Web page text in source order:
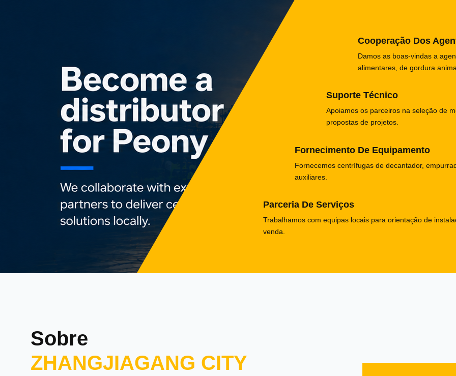
Cooperação Dos
Damos as boas-vindas a
alimentares, de gordura
Suporte Técnico
Apoiamos os parceiros na seleção de
propostas de projetos.
Fornecimento De Equipamento
Fornecemos centrífugas de decantador,
auxiliares.
Parceria De Serviços
Trabalhamos com equipas locais para orientação de
venda.
Sobre
ZHANGJIAGANG CITY